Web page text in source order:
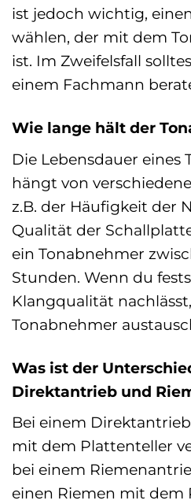
ist jedoch wichtig,
wählen, der mit dem
ist. Im Zweifelsfall
einem Fachmann
Wie lange hält der
Die Lebensdauer eines
hängt von
z.B. der Häufigkeit der
Qualität der
ein Tonabnehmer
Stunden. Wenn du
Klangqualität
Tonabnehmer
Was ist der
Direktantrieb und
Bei einem
mit dem Plattenteller
bei einem
einen Riemen mit dem